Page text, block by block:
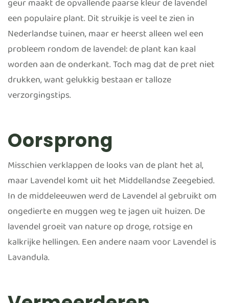
geur maakt de opvallende paarse kleur de lavendel
een populaire plant. Dit struikje is veel te zien in
Nederlandse tuinen, maar er heerst alleen wel een
probleem rondom de lavendel: de plant kan kaal
worden aan de onderkant. Toch mag dat de pret niet
drukken, want gelukkig bestaan er talloze
verzorgingstips.
Oorsprong
Misschien verklappen de looks van de plant het al,
maar Lavendel komt uit het Middellandse Zeegebied.
In de middeleeuwen werd de Lavendel al gebruikt om
ongedierte en muggen weg te jagen uit huizen. De
lavendel groeit van nature op droge, rotsige en
kalkrijke hellingen. Een andere naam voor Lavendel is
Lavandula.